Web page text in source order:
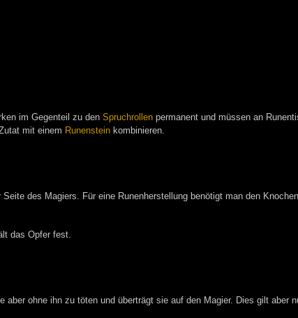
im Gegenteil zu den Spruchrollenpermanent und müssen an
mit einem Runensteinkombinieren.
des Magiers. Für eine Runenherstellung benötigt man den
das Opfer fest.
aber ohne ihn zu töten und überträgt sie auf den Magier. Dies gilt aber